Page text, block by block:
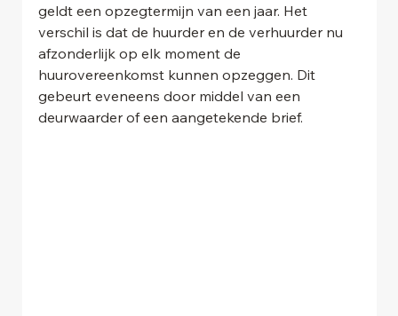
geldt een opzegtermijn van een jaar. Het
verschil is dat de huurder en de verhuurder nu
afzonderlijk op elk moment de
huurovereenkomst kunnen opzeggen. Dit
gebeurt eveneens door middel van een
deurwaarder of een aangetekende brief.